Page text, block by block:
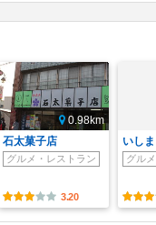
0.98km
石太菓子店
グルメ・レストラン
3.20
いし
グル